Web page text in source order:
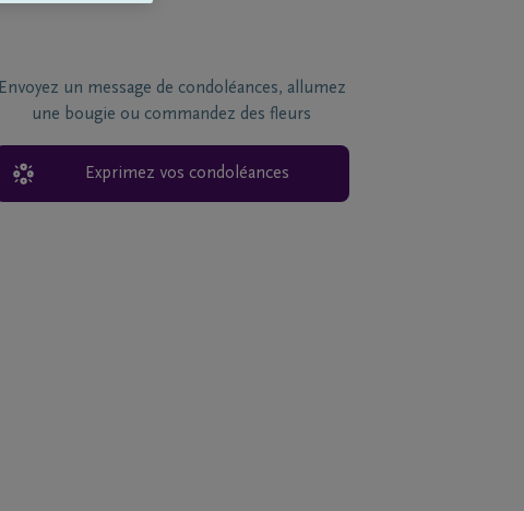
Envoyez un message de condoléances, allumez
une bougie ou commandez des fleurs
Exprimez vos condoléances